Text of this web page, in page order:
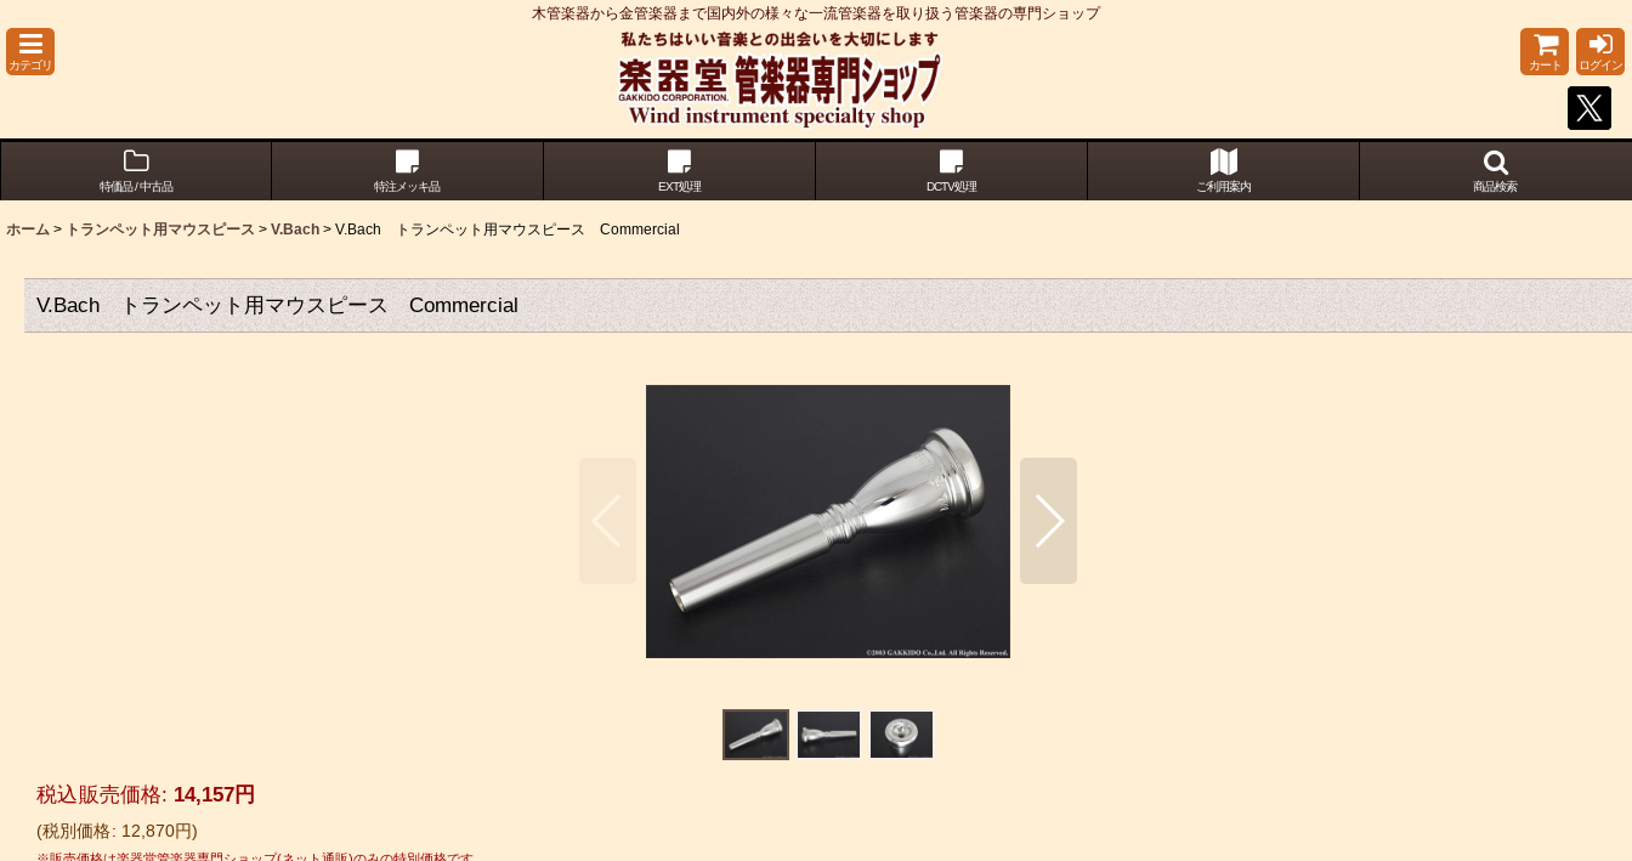
木管楽器から金管楽器まで国内外の様々な一流管楽器を取り扱う管楽器の専門ショップ
カテゴリ カート ログイン
特価品 / 中古品 特注メッキ品 EXT処理 DCTV処理 ご利用案内 商品検索
ホーム > トランペット用マウスピース > V.Bach > V.Bach トランペット用マウスピース Commercial
V.Bach トランペット用マウスピース Commercial
税別価格: 12,870円
税込 : 14,157円